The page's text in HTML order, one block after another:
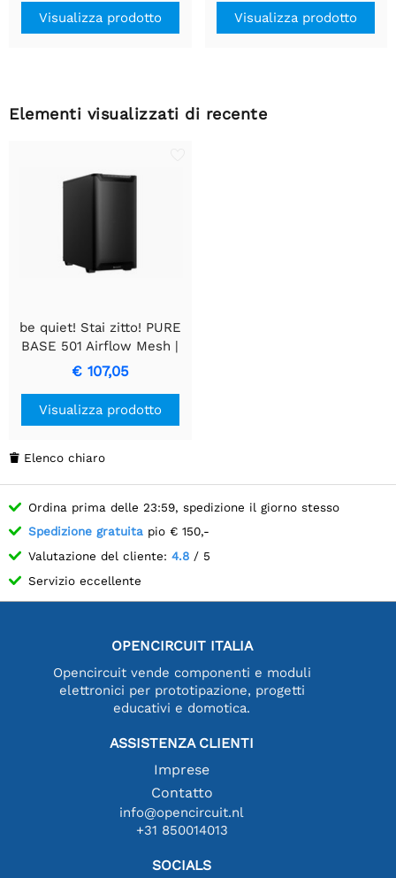
Visualizza prodotto Visualizza prodotto
Elementi visualizzati di recente
be quiet! Stai zitto! PURE
BASE 501 Airflow Mesh |
Case Midi Tower | Nero
€ 107,05
Visualizza prodotto
 Elenco chiaro
Ordina prima delle 23:59, spedizione il giorno stesso
Spedizione gratuita pio € 150,-
Valutazione del cliente: 4.8 / 5
Servizio eccellente
OPENCIRCUIT ITALIA
Opencircuit vende componenti e moduli
elettronici per prototipazione, progetti
educativi e domotica.
ASSISTENZA CLIENTI
Imprese
Contatto
info@opencircuit.nl
+31 850014013
SOCIALS